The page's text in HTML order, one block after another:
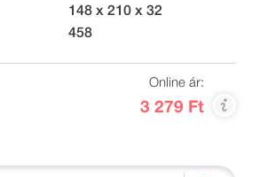
148 x 210 x 32
458
Online ár:
3 279 Ft